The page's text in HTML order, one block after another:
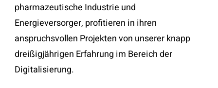
pharmazeutische Industrie und
Energieversorger, profitieren in ihren
anspruchsvollen Projekten von unserer knapp
dreißigjährigen Erfahrung im Bereich der
Digitalisierung.